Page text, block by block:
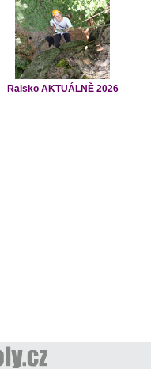
Ralsko AKTUÁLNĚ 2026